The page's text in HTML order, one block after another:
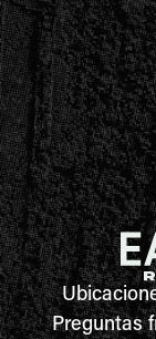
Preguntas